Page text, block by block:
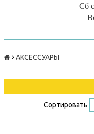
Сб
АКСЕССУАРЫ
Сортировать